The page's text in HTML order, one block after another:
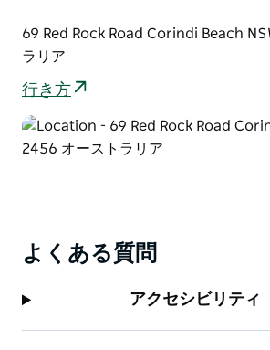
69 Red Rock Road Corindi Beach
ラリア
行き方
よくある質問
アクセシビリティ